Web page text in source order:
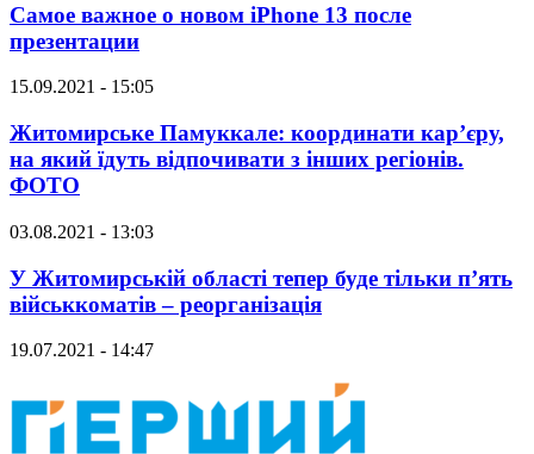
Самое важное о новом iPhone 13 после
презентации
15.09.2021 - 15:05
Житомирське Памуккале: координати кар’єру,
на який їдуть відпочивати з інших регіонів.
ФОТО
03.08.2021 - 13:03
У Житомирській області тепер буде тільки п’ять
військкоматів – реорганізація
19.07.2021 - 14:47